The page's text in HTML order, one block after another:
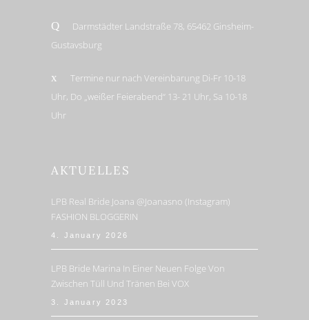
Darmstädter Landstraße 78, 65462 Ginsheim-
Gustavsburg
Termine nur nach Vereinbarung Di-Fr 10-18
Uhr, Do „weißer Feierabend“ 13- 21 Uhr, Sa 10-18
Uhr
AKTUELLES
LPB Real Bride Joana @joanasno (Instagram)
FASHION BLOGGERIN
4. January 2026
LPB Bride Marina In Einer Neuen Folge Von
Zwischen Tüll Und Tränen Bei VOX
3. January 2023